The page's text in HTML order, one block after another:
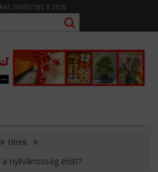
AUGUSZTUS 9, 2026
Hírek
nyilvánosság előtt?